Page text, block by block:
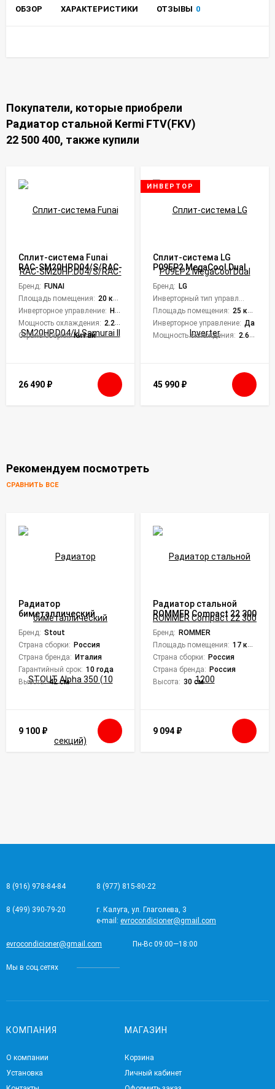
ОБЗОР ХАРАКТЕРИСТИКИ ОТЗЫВЫ 0
Покупатели, которые приобрели
Радиатор стальной Kermi FTV(FKV)
22 500 400, также купили
Сплит-система Funai
RAC-SM20HP.D04/S/RAC-
SM20HP.D04/U Samurai II
Бренд: FUNAI
Площадь помещения: 20 кв. м.
Инверторное управление: Нет
Мощность охлаждения: 2.25 кВт
Страна сборки: Китай
26 490 ₽
ИНВЕРТОР
Сплит-система LG
P09EP2 MegaCool Dual
Inverter
Бренд: LG
Инверторный тип управления:
Площадь помещения: 25 кв. м.
Инверторное управление: Да
Мощность охлаждения: 2.64 кВт
45 990 ₽
Рекомендуем посмотреть
СРАВНИТЬ ВСЕ
Радиатор
биметаллический
STOUT Alpha 350 (10
секций)
Бренд: Stout
Страна сборки: Россия
Страна бренда: Италия
Гарантийный срок: 10 года
Высота: 42 см
9 100 ₽
Радиатор стальной
ROMMER Compact 22 300
1200
Бренд: ROMMER
Площадь помещения: 17 кв. м.
Страна сборки: Россия
Страна бренда: Россия
Высота: 30 см
9 094 ₽
8 (916) 978-84-84 8 (977) 815-80-22
8 (499) 390-79-20
г. Калуга, ул. Глаголева, 3
e-mail: evrocondicioner@gmail.com
evrocondicioner@gmail.com Пн-Вс 09:00—18:00
Мы в соц.сетях
КОМПАНИЯ
О компании
Установка
МАГАЗИН
Корзина
Личный кабинет